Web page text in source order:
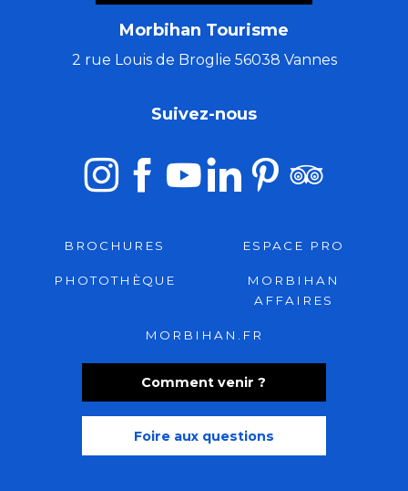
Morbihan Tourisme
2 rue Louis de Broglie 56038 Vannes
Comment venir ?
Foire aux questions
Suivez-nous
BROCHURES ESPACE PRO
PHOTOTHÈQUE
MORBIHAN
AFFAIRES
MORBIHAN.FR